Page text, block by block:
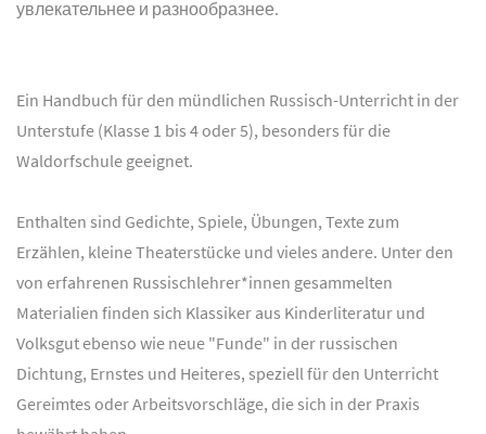
увлекательнее и разнообразнее.
Ein Handbuch für den mündlichen Russisch-Unterricht in der
Unterstufe (Klasse 1 bis 4 oder 5), besonders für die
Waldorfschule geeignet.
Enthalten sind Gedichte, Spiele, Übungen, Texte zum
Erzählen, kleine Theaterstücke und vieles andere. Unter den
von erfahrenen Russischlehrer*innen gesammelten
Materialien finden sich Klassiker aus Kinderliteratur und
Volksgut ebenso wie neue "Funde" in der russischen
Dichtung, Ernstes und Heiteres, speziell für den Unterricht
Gereimtes oder Arbeitsvorschläge, die sich in der Praxis